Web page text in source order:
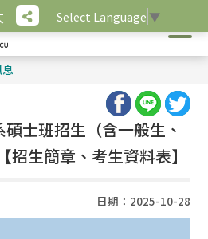
Select Language ▼
士班招生（含一般生、
招生簡章、考生資料表】
日期：2025-10-28